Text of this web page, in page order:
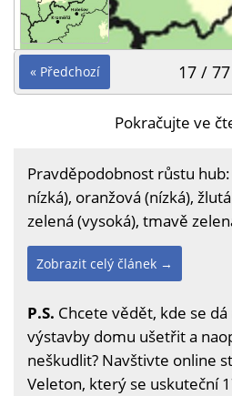
« Předchozí 17 / 77
Pokračujte ve
Pravděpodobnost růstu
nízká), oranžová (nízká),
zelená (vysoká), tmavě
Zobrazit celý článek →
P.S. Chcete vědět, kde se
výstavby domu ušetřit a
neškudlit? Navštivte online
Veleton, který se uskuteční